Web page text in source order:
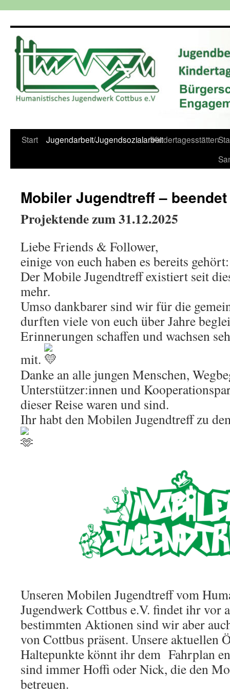
Start Jugendarbeit/JugendsozialarbeitKindertagesstätten
Mobiler Jugendtreff – beendet
Projektende zum 31.12.2025
Liebe Friends & Follower,
einige von euch haben es bereits gehört:
Der Mobile Jugendtreff existiert seit
mehr.
Umso dankbarer sind wir für die
durften viele von euch über Jahre
Erinnerungen schaffen und wachsen
mit.
Danke an alle jungen Menschen,
Unterstützer:innen und
dieser Reise waren und sind.
Ihr habt den Mobilen Jugendtreff zu
Unseren Mobilen Jugendtreff vom
Jugendwerk Cottbus e.V. findet ihr vor
bestimmten Aktionen sind wir aber
von Cottbus präsent. Unsere aktuellen
Haltepunkte könnt ihr dem Fahrplan
sind immer Hoffi oder Nick, die den
betreuen.